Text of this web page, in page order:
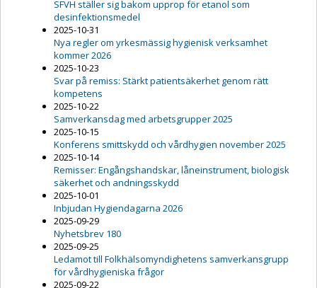
SFVH ställer sig bakom upprop för etanol som
desinfektionsmedel
2025-10-31
Nya regler om yrkesmässig hygienisk verksamhet
kommer 2026
2025-10-23
Svar på remiss: Stärkt patientsäkerhet genom rätt
kompetens
2025-10-22
Samverkansdag med arbetsgrupper 2025
2025-10-15
Konferens smittskydd och vårdhygien november 2025
2025-10-14
Remisser: Engångshandskar, låneinstrument, biologisk
säkerhet och andningsskydd
2025-10-01
Inbjudan Hygiendagarna 2026
2025-09-29
Nyhetsbrev 180
2025-09-25
Ledamot till Folkhälsomyndighetens samverkansgrupp
för vårdhygieniska frågor
2025-09-22